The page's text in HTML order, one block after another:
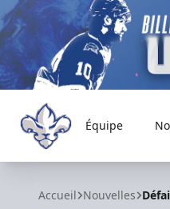
Trois-Rivières Lions
Équipe
Accueil Nouvelles